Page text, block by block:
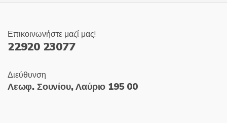
Επικοινωνήστε μαζί μας!
22920 23077
Διεύθυνση
Λεωφ. Σουνίου, Λαύριο 195 00